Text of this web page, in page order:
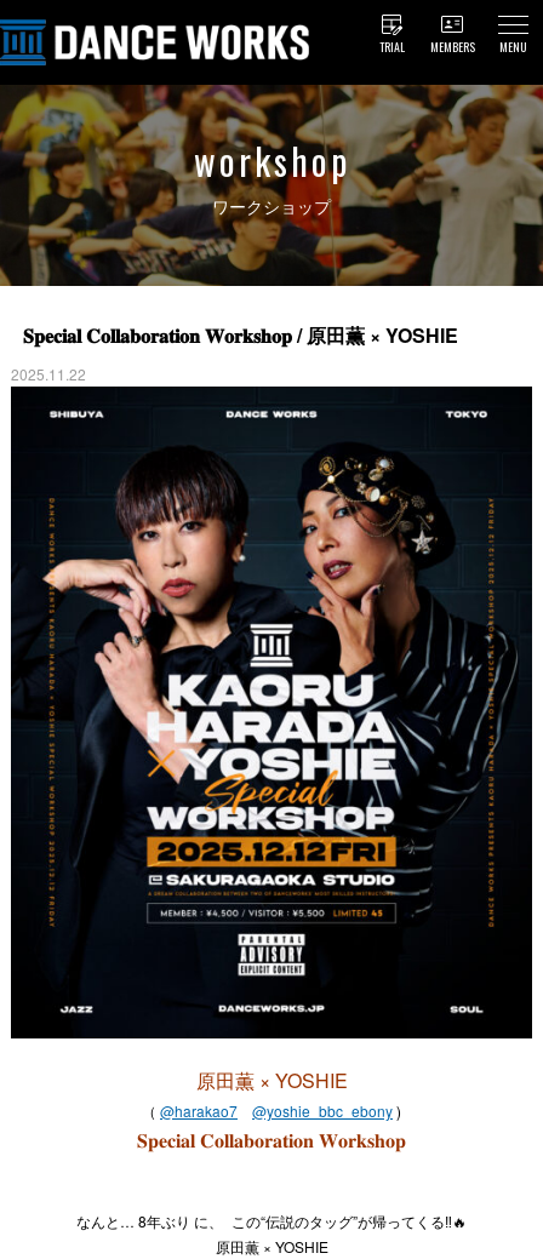
TRIAL MEMBERS MENU
workshop
ワークショップ
𝐒𝐩𝐞𝐜𝐢𝐚𝐥 𝐂𝐨𝐥𝐥𝐚𝐛𝐨𝐫𝐚𝐭𝐢𝐨𝐧 𝐖𝐨𝐫𝐤𝐬𝐡𝐨𝐩 / 原田薫 × YOSHIE
2025.11.22
原田薫 × YOSHIE
（ @harakao7 @yoshie_bbc_ebony)
𝐒𝐩𝐞𝐜𝐢𝐚𝐥 𝐂𝐨𝐥𝐥𝐚𝐛𝐨𝐫𝐚𝐭𝐢𝐨𝐧 𝐖𝐨𝐫𝐤𝐬𝐡𝐨𝐩
なんと… 8年ぶり に、 この“伝説のタッグ”が帰ってくる‼️🔥
原田薫 × YOSHIE